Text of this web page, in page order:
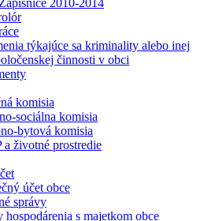
Zápisnice 2010-2014
týkajúce sa kriminality alebo inej
činnosti v obci
komisia
sociálna komisia
bytová komisia
životné prostredie
účet obce
správy
hospodárenia s majetkom obce